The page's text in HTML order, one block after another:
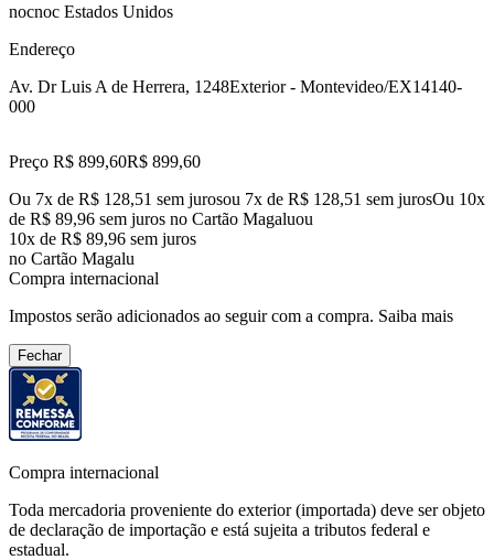
nocnoc Estados Unidos
Endereço
Av. Dr Luis A de Herrera, 1248Exterior - Montevideo/EX14140-
000
Preço R$ 899,60R$ 899,60
Ou 7x de R$ 128,51 sem jurosou 7x de R$ 128,51 sem jurosOu 10x
de R$ 89,96 sem juros no Cartão Magaluou
10x de R$ 89,96 sem juros
no Cartão Magalu
Compra internacional
Impostos serão adicionados ao seguir com a compra. Saiba mais
Fechar
Compra internacional
Toda mercadoria proveniente do exterior (importada) deve ser objeto
de declaração de importação e está sujeita a tributos federal e
estadual.